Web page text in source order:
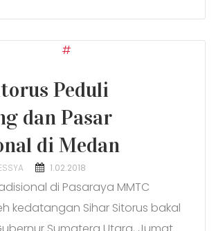
Peduli
dan Pasar
di Medan
POSTED
1.02.2018
di Pasaraya MMTC
kedatangan Sihar Sitorus bakal